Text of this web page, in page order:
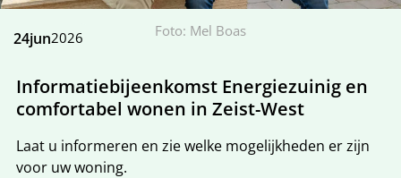
Foto: Mel Boas
24jun2026
Informatiebijeenkomst Energiezuinig en
comfortabel wonen in Zeist-West
Laat u informeren en zie welke mogelijkheden er zijn
voor uw woning.